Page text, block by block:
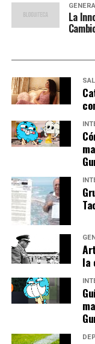
“World
más
es una
inspira
celebra
mundo
de
señaló
La inclusión de
Flamengo subraya
femenino a nivel
como Club
la que el fútbol
continentes, y
otros equipos que
diciembre”, aseguró
La
la